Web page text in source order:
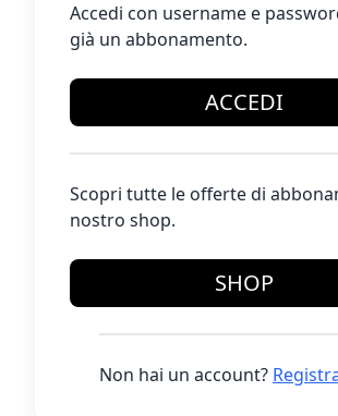
Accedi con username e
già un abbonamento.
ACCEDI
Scopri tutte le offerte di
nostro shop.
SHOP
Non hai un account?